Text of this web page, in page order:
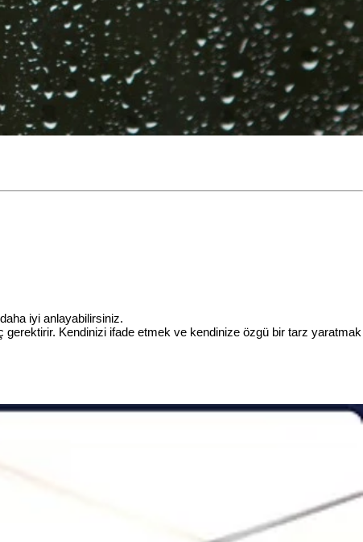
iyi anlayabilirsiniz.
gerektirir. Kendinizi ifade etmek ve kendinize özgü bir tarz yaratmak